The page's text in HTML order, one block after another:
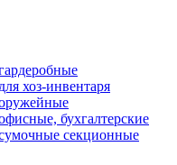
хоз-инвентаря
бухгалтерские
секционные